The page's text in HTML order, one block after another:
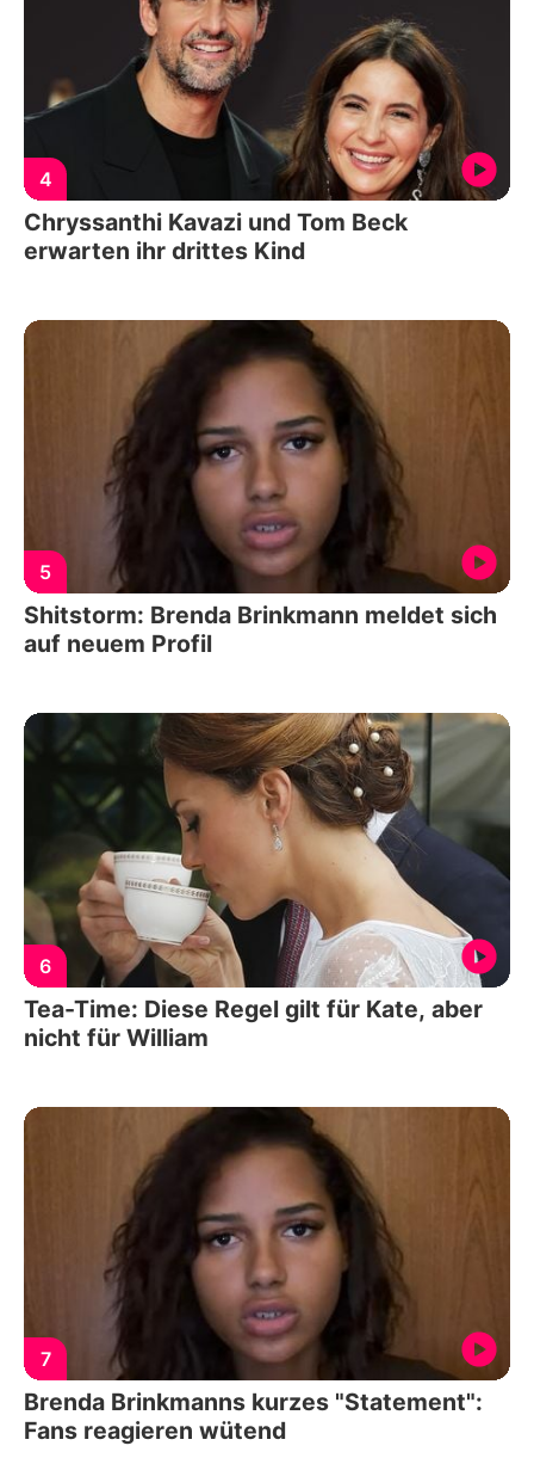
4
Chryssanthi Kavazi und Tom Beck
erwarten ihr drittes Kind
5
Shitstorm: Brenda Brinkmann meldet sich
auf neuem Profil
6
Tea-Time: Diese Regel gilt für Kate, aber
nicht für William
7
Brenda Brinkmanns kurzes "Statement":
Fans reagieren wütend